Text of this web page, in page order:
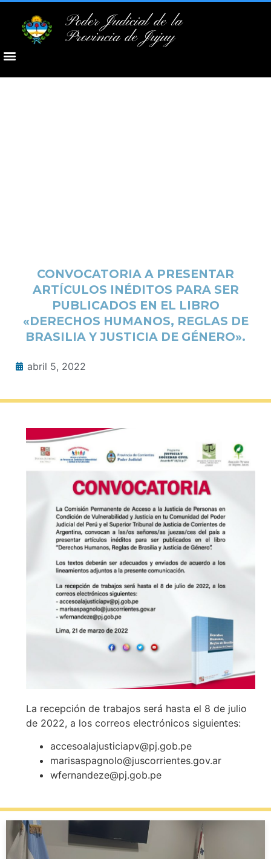
Poder Judicial de la
Provincia de Jujuy
CONVOCATORIA A PRESENTAR
ARTÍCULOS INÉDITOS PARA SER
PUBLICADOS EN EL LIBRO
«DERECHOS HUMANOS, REGLAS DE
BRASILIA Y JUSTICIA DE GÉNERO».
abril 5, 2022
La recepción de trabajos será hasta el 8 de julio
de 2022, a los correos electrónicos siguientes:
accesoalajusticiapv@pj.gob.pe
marisaspagnolo@juscorrientes.gov.ar
wfernandeze@pj.gob.pe